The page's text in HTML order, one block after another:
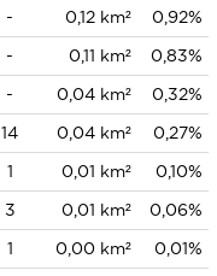
- 0,12 km²
0,92%
- 0,11 km²
0,83%
- 0,04 km²
0,32%
14 0,04 km²
0,27%
1 0,01 km²
0,10%
3 0,01 km²
0,06%
1 0,00 km²
0,01%